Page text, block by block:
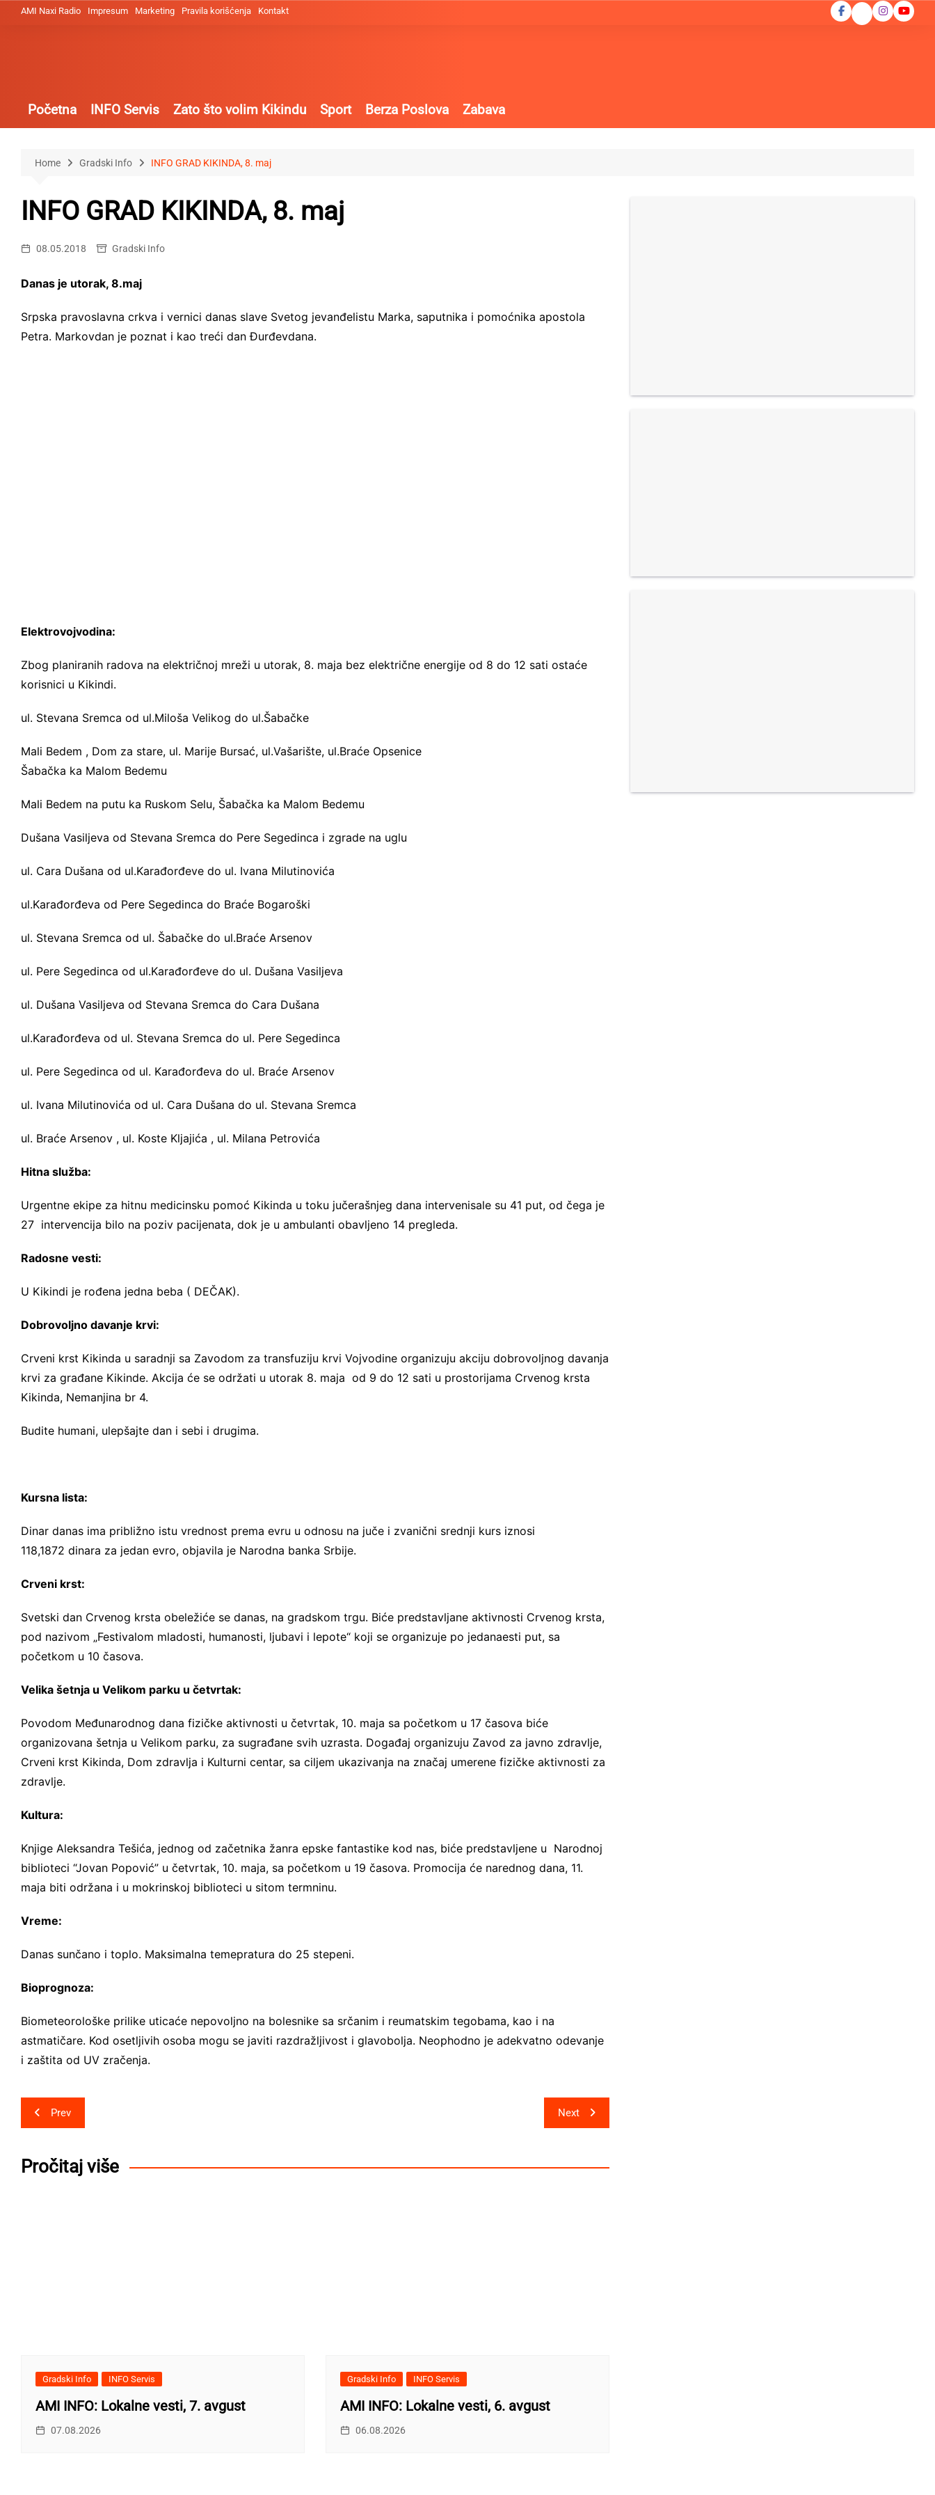
AMI Naxi Radio Impresum Marketing Pravila korišćenja Kontakt
Početna INFO Servis Zato što volim Kikindu Sport Berza Poslova Zabava
Home Gradski Info INFO GRAD KIKINDA, 8. maj
INFO GRAD KIKINDA, 8. maj
08.05.2018 Gradski Info
Danas je utorak, 8.maj
Srpska pravoslavna crkva i vernici danas slave Svetog jevanđelistu Marka, saputnika i pomoćnika apostola
Petra. Markovdan je poznat i kao treći dan Đurđevdana.
Elektrovojvodina:
Zbog planiranih radova na električnoj mreži u utorak, 8. maja bez električne energije od 8 do 12 sati ostaće
korisnici u Kikindi.
ul. Stevana Sremca od ul.Miloša Velikog do ul.Šabačke
Mali Bedem , Dom za stare, ul. Marije Bursać, ul.Vašarište, ul.Braće Opsenice
Šabačka ka Malom Bedemu
Mali Bedem na putu ka Ruskom Selu, Šabačka ka Malom Bedemu
Dušana Vasiljeva od Stevana Sremca do Pere Segedinca i zgrade na uglu
ul. Cara Dušana od ul.Karađorđeve do ul. Ivana Milutinovića
ul.Karađorđeva od Pere Segedinca do Braće Bogaroški
ul. Stevana Sremca od ul. Šabačke do ul.Braće Arsenov
ul. Pere Segedinca od ul.Karađorđeve do ul. Dušana Vasiljeva
ul. Dušana Vasiljeva od Stevana Sremca do Cara Dušana
ul.Karađorđeva od ul. Stevana Sremca do ul. Pere Segedinca
ul. Pere Segedinca od ul. Karađorđeva do ul. Braće Arsenov
ul. Ivana Milutinovića od ul. Cara Dušana do ul. Stevana Sremca
ul. Braće Arsenov , ul. Koste Kljajića , ul. Milana Petrovića
Hitna služba:
Urgentne ekipe za hitnu medicinsku pomoć Kikinda u toku jučerašnjeg dana intervenisale su 41 put, od čega je
27 intervencija bilo na poziv pacijenata, dok je u ambulanti obavljeno 14 pregleda.
Radosne vesti:
U Kikindi je rođena jedna beba ( DEČAK).
Dobrovoljno davanje krvi:
Crveni krst Kikinda u saradnji sa Zavodom za transfuziju krvi Vojvodine organizuju akciju dobrovoljnog davanja
krvi za građane Kikinde. Akcija će se održati u utorak 8. maja od 9 do 12 sati u prostorijama Crvenog krsta
Kikinda, Nemanjina br 4.
Budite humani, ulepšajte dan i sebi i drugima.
Kursna lista:
Dinar danas ima približno istu vrednost prema evru u odnosu na juče i zvanični srednji kurs iznosi
118,1872 dinara za jedan evro, objavila je Narodna banka Srbije.
Crveni krst:
Svetski dan Crvenog krsta obeležiće se danas, na gradskom trgu. Biće predstavljane aktivnosti Crvenog krsta,
pod nazivom „Festivalom mladosti, humanosti, ljubavi i lepote“ koji se organizuje po jedanaesti put, sa
početkom u 10 časova.
Velika šetnja u Velikom parku u četvrtak:
Povodom Međunarodnog dana fizičke aktivnosti u četvrtak, 10. maja sa početkom u 17 časova biće
organizovana šetnja u Velikom parku, za sugrađane svih uzrasta. Događaj organizuju Zavod za javno zdravlje,
Crveni krst Kikinda, Dom zdravlja i Kulturni centar, sa ciljem ukazivanja na značaj umerene fizičke aktivnosti za
zdravlje.
Kultura:
Knjige Aleksandra Tešića, jednog od začetnika žanra epske fantastike kod nas, biće predstavljene u Narodnoj
biblioteci “Jovan Popović” u četvrtak, 10. maja, sa početkom u 19 časova. Promocija će narednog dana, 11.
maja biti održana i u mokrinskoj biblioteci u sitom termninu.
Vreme:
Danas sunčano i toplo. Maksimalna temepratura do 25 stepeni.
Bioprognoza:
Biometeorološke prilike uticaće nepovolјno na bolesnike sa srčanim i reumatskim tegobama, kao i na
astmatičare. Kod osetlјivih osoba mogu se javiti razdražlјivost i glavobolјa. Neophodno je adekvatno odevanje
i zaštita od UV zračenja.
Post
navigation
Prev Next
Pročitaj više
Gradski Info INFO Servis
AMI INFO: Lokalne vesti, 7. avgust
07.08.2026
Gradski Info INFO Servis
AMI INFO: Lokalne vesti, 6. avgust
06.08.2026